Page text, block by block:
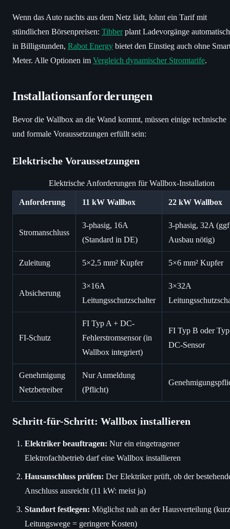
Wenn das Auto nachts aus dem Netz lädt, lohnt ein Tarif mit
stündlichen Börsenpreisen: Tibberplant Ladevorgänge automatisch
in Billigstunden, Rabot Energy bietet den Einstieg auch ohne
Meter. Alle Optionen im Vergleich dynamischer Stromtarife.
Installationsanforderungen
Bevor die Wallbox an die Wand kommt, müssen einige technische
und formale Voraussetzungen erfüllt sein:
Elektrische Voraussetzungen
Elektrische Anforderungen für Wallbox-Installation
Anforderung 11 kW Wallbox 22 kW Wallbox
Stromanschluss
3-phasig, 16A
(Standard in DE)
3-phasig, 32A
Ausbau nötig)
Zuleitung 5×2,5 mm² Kupfer 5×6 mm² Kupfer
Absicherung
3×16A
Leitungsschutzschalter
3×32A
FI-Schutz
FI Typ A + DC-
Fehlerstromsensor (in
Wallbox integriert)
FI Typ B oder
DC-Sensor
Genehmigung
Netzbetreiber
Nur Anmeldung
(Pflicht)
Schritt-für-Schritt: Wallbox installieren
Elektriker beauftragen: Nur ein eingetragener
Elektrofachbetrieb darf eine Wallbox installieren
Hausanschluss prüfen: Der Elektriker prüft, ob der
Anschluss ausreicht (11 kW: meist ja)
Standort festlegen: Möglichst nah an der Hausverteilung
Leitungswege = geringere Kosten)